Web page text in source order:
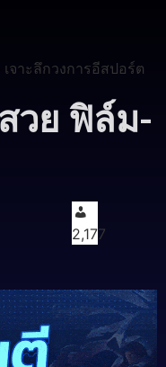
จาะลึกวงการอีสปอร์ต
วย ฟิล์ม-
2,177